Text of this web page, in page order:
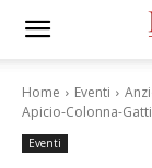
Home Eventi
Apicio-Colonna-
Eventi